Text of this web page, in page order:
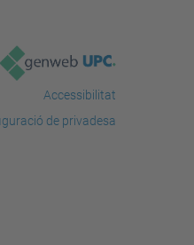
Accessibilitat
de privadesa